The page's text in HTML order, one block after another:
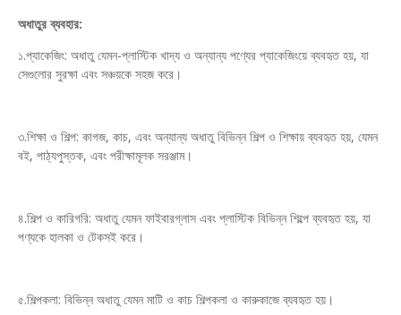
অধাতুর ব্যবহার:
১.প্যাকেজিং: অধাতু যেমন-প্লাস্টিক খাদ্য ও অন্যান্য পণ্যের প্যাকেজিংয়ে ব্যবহৃত হয়, যা
সেগুলোর সুরক্ষা এবং সঞ্চয়কে সহজ করে।
৩.শিক্ষা ও শিল্প: কাগজ, কাচ, এবং অন্যান্য অধাতু বিভিন্ন শিল্প ও শিক্ষায় ব্যবহৃত হয়, যেমন
বই, পাঠ্যপুস্তক, এবং পরীক্ষামূলক সরঞ্জাম।
৪.শিল্প ও কারিগরি: অধাতু যেমন ফাইবারগ্লাস এবং প্লাস্টিক বিভিন্ন শিল্পে ব্যবহৃত হয়, যা
পণ্যকে হালকা ও টেকসই করে।
৫.শিল্পকলা: বিভিন্ন অধাতু যেমন মাটি ও কাচ শিল্পকলা ও কারুকাজে ব্যবহৃত হয়।